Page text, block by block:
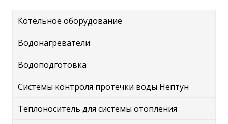
Котельное оборудование
Водонагреватели
Водоподготовка
Системы контроля протечки воды Нептун
Теплоноситель для системы отопления